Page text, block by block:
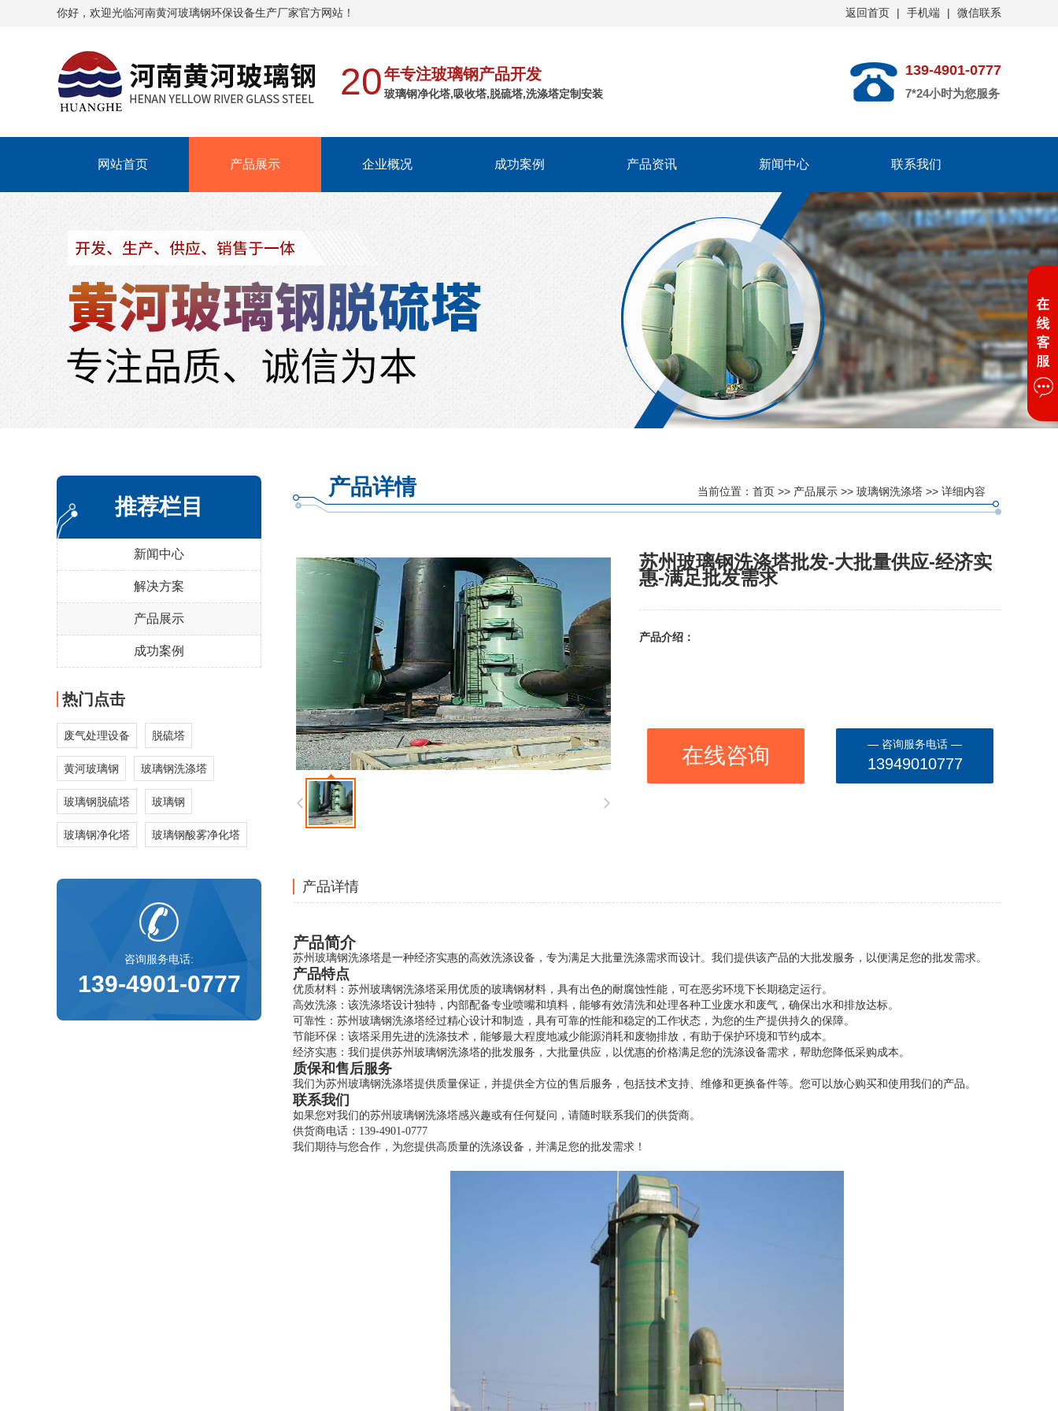
你好，欢迎光临河南黄河玻璃钢环保设备生产厂家官方网站！ 返回首页 | 手机端 | 微信联系
20年专注玻璃钢产品开发
玻璃钢净化塔,吸收塔,脱硫塔,洗涤塔定制安装
139-4901-0777
7*24小时为您服务
网站首页 产品展示 企业概况 成功案例 产品资讯 新闻中心 联系我们
推荐栏目
新闻中心
解决方案
产品展示
成功案例
热门点击
废气处理设备 脱硫塔
黄河玻璃钢 玻璃钢洗涤塔
玻璃钢脱硫塔 玻璃钢
玻璃钢净化塔 玻璃钢酸雾净化塔
咨询服务电话:
139-4901-0777
产品详情 当前位置： 首页 >> 产品展示 >> 玻璃钢洗涤塔 >> 详细内容
苏州玻璃钢洗涤塔批发-大批量供应-经济实
惠-满足批发需求
产品介绍：
在线咨询 — 咨询服务电话 —
13949010777
产品详情
产品简介
苏州 玻璃钢洗涤塔是一种经济实惠的高效洗涤设备，专为满足大批量洗涤需求而设计。我们提供该产品的大批发服务，以便满足您的批发需求。
产品特点
优质材料：苏州玻璃钢洗涤塔采用优质的玻璃钢材料，具有出色的耐腐蚀性能，可在恶劣环境下长期稳定运行。
高效洗涤：该洗涤塔设计独特，内部配备专业喷嘴和填料，能够有效清洗和处理各种工业废水和废气，确保出水和排放达标。
可靠性：苏州玻璃钢洗涤塔经过精心设计和制造，具有可靠的性能和稳定的工作状态，为您的生产提供持久的保障。
节能环保：该塔采用先进的洗涤技术，能够最大程度地减少能源消耗和废物排放，有助于保护环境和节约成本。
经济实惠：我们提供苏州玻璃钢洗涤塔的批发服务，大批量供应，以优惠的价格满足您的洗涤设备需求，帮助您降低采购成本。
质保和售后服务
我们为苏州玻璃钢洗涤塔提供质量保证，并提供全方位的售后服务，包括技术支持、维修和更换备件等。您可以放心购买和使用我们的产品。
联系我们
如果您对我们的苏州玻璃钢洗涤塔感兴趣或有任何疑问，请随时联系我们的供货商。
供货商电话：139-4901-0777
我们期待与您合作，为您提供高质量的洗涤设备，并满足您的批发需求！